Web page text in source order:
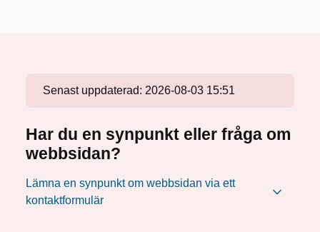
Senast uppdaterad: 2026-08-03 15:51
Har du en synpunkt eller fråga om
webbsidan?
Lämna en synpunkt om webbsidan via ett
kontaktformulär